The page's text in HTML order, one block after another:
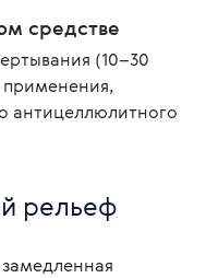
средстве
(10–30
применения,
антицеллюлитного
рельеф